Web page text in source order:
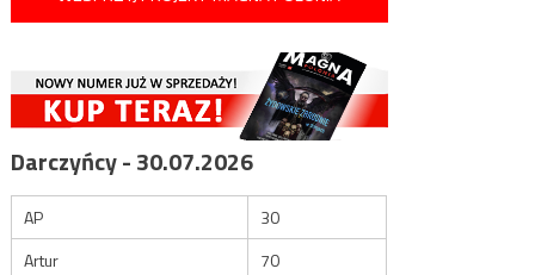
Darczyńcy - 30.07.2026
AP
30
Artur
70